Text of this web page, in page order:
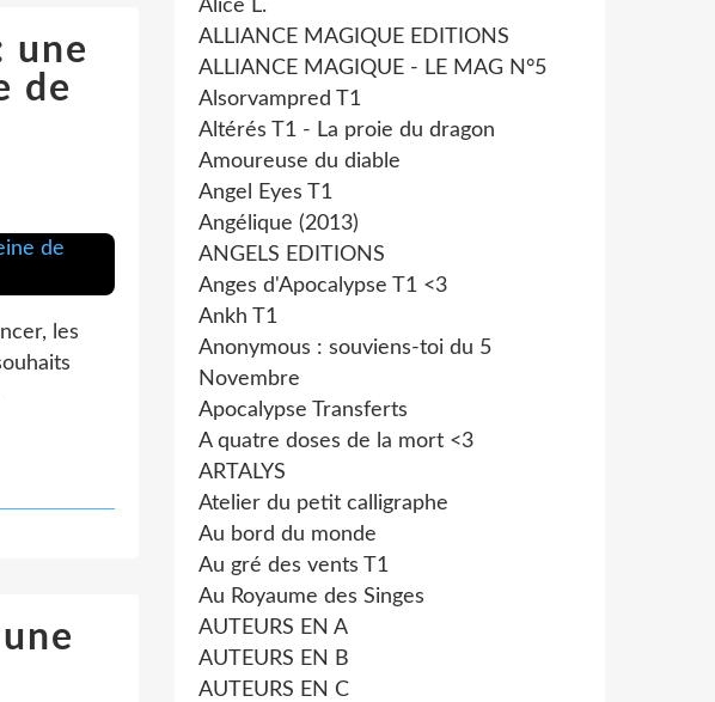
une
de
les
Alice L.
ALLIANCE MAGIQUE EDITIONS
ALLIANCE MAGIQUE - LE MAG N°5
Alsorvampred T1
Altérés T1 - La proie du dragon
Amoureuse du diable
Angel Eyes T1
Angélique (2013)
ANGELS EDITIONS
Anges d'Apocalypse T1 <3
Ankh T1
Anonymous : souviens-toi du 5
Novembre
Apocalypse Transferts
A quatre doses de la mort <3
ARTALYS
Atelier du petit calligraphe
Au bord du monde
Au gré des vents T1
Au Royaume des Singes
AUTEURS EN A
AUTEURS EN B
AUTEURS EN C